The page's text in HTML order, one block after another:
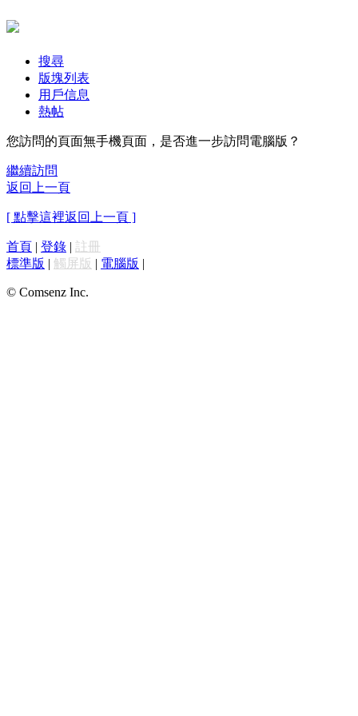
搜尋
版塊列表
用戶信息
熱帖
您訪問的頁面無手機頁面，是否進一步訪問電腦版？
繼續訪問
返回上一頁
[ 點擊這裡返回上一頁 ]
首頁 | 登錄 | 註冊
標準版 | 觸屏版 | 電腦版 |
© Comsenz Inc.